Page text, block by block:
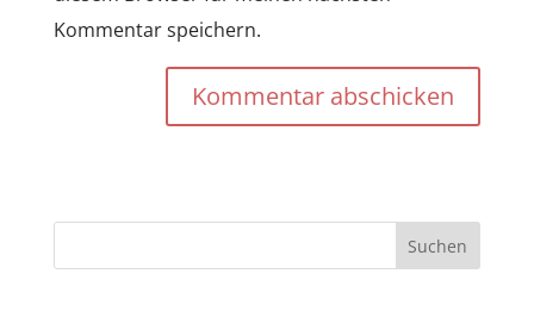
Kommentar speichern.
Kommentar abschicken